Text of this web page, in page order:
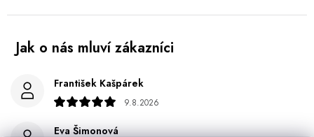
František Kašpárek
9.8.2026
Eva Šimonová